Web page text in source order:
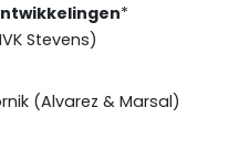
*
Stevens)
(Alvarez & Marsal)